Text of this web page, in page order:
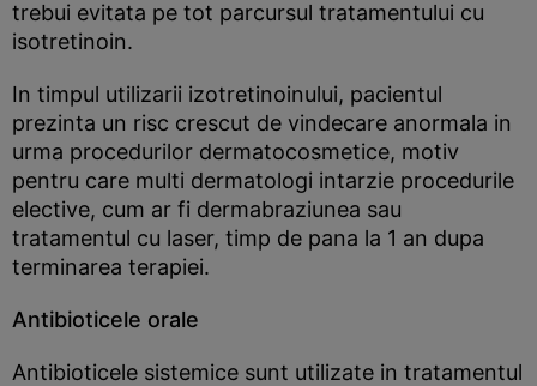
trebui evitata pe tot parcursul tratamentului cu
isotretinoin.
In timpul utilizarii izotretinoinului, pacientul
prezinta un risc crescut de vindecare anormala in
urma procedurilor dermatocosmetice, motiv
pentru care multi dermatologi intarzie procedurile
elective, cum ar fi dermabraziunea sau
tratamentul cu laser, timp de pana la 1 an dupa
terminarea terapiei.
Antibioticele orale
Antibioticele sistemice sunt utilizate in tratamentul